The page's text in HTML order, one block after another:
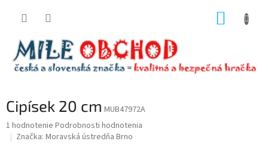
Cipísek 20 cm MUB47972A
Priemerné
hodnotenie
1 hodnotenie Podrobnosti hodnotenia
Značka: Moravská ústredňa Brno